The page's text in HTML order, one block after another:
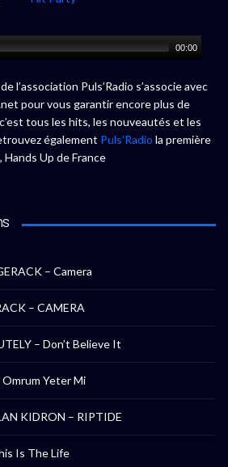
00:00
l’association Puls’Radio s’associe avec
pour vous garantir encore plus de
tous les hits, les nouveautés et les
également Puls’Radio la première
Up de France
– Camera
– CAMERA
– Don’t Believe It
Yeter Mi
KIDRON – RIPTIDE
Is The Life